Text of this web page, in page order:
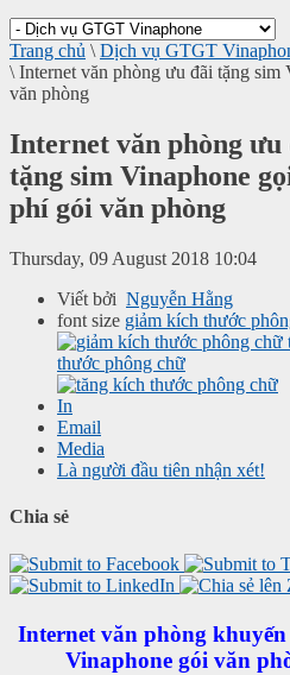
Trang chủ \ Dịch vụ GTGT
\ Internet văn phòng ưu đãi tặng
văn phòng
Internet văn phòng ưu
tặng sim Vinaphone
phí gói văn phòng
Thursday, 09 August 2018 10:04
Viết bởi Nguyễn Hằng
font size giảm kích thước
thước phông chữ
In
Email
Media
Là người đầu tiên nhận xét!
Chia sẻ
Internet văn phòng khuyến
Vinaphone gói văn